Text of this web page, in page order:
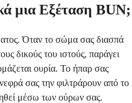
μια Εξέταση BUN;
Όταν το σώμα σας διασπά
δικούς του ιστούς, παράγει
ουρία. Το ήπαρ σας
σας την φιλτράρουν από το
μέσω των ούρων σας.